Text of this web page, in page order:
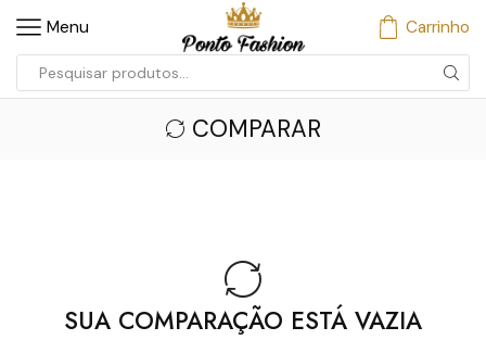
Menu Carrinho
COMPARAR
SUA COMPARAÇÃO ESTÁ VAZIA